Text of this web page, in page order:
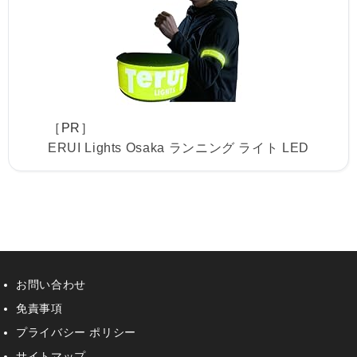
［PR］
ERUI Lights Osaka ランニング ライト LED
お問い合わせ
免責事項
プライバシー ポリシー